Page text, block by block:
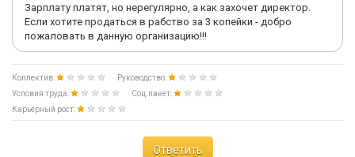
Зарплату платят, но нерегулярно, а как захочет директор.
Если хотите продаться в рабство за 3 копейки - добро
пожаловать в данную организацию!!!
Коллектив:
Руководство:
Условия труда:
Соц.пакет:
Карьерный рост:
Ответить